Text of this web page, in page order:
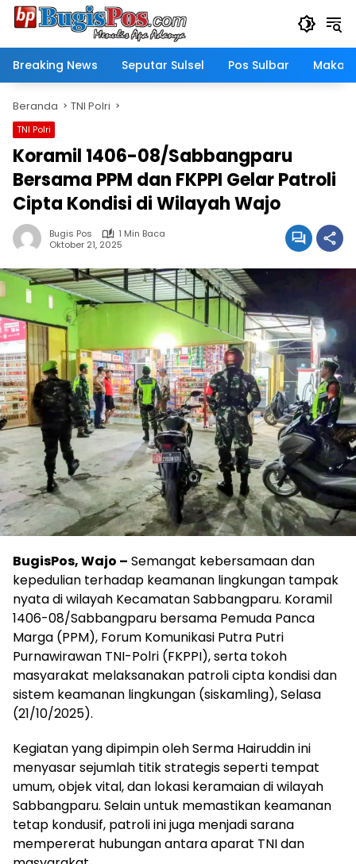
Langsung
Breaking News
Seputar Sulsel Pos Sulbar
Beranda TNI Polri
TNI Polri
Koramil 1406-08/Sabbangparu
Bersama PPM dan FKPPI Gelar Patroli
Cipta Kondisi di Wilayah Wajo
Bugis Pos
1 Min Baca
Oktober 21, 2025
BugisPos, Wajo – Semangat kebersamaan dan
kepedulian terhadap keamanan lingkungan tampak
nyata di wilayah Kecamatan Sabbangparu. Koramil
1406-08/Sabbangparu bersama Pemuda Panca
Marga (PPM), Forum Komunikasi Putra Putri
Purnawirawan TNI-Polri (FKPPI), serta tokoh
masyarakat melaksanakan patroli cipta kondisi dan
sistem keamanan lingkungan (siskamling), Selasa
(21/10/2025).
Kegiatan yang dipimpin oleh Serma Hairuddin ini
menyasar sejumlah titik strategis seperti tempat
umum, objek vital, dan lokasi keramaian di wilayah
Sabbangparu. Selain untuk memastikan keamanan
tetap kondusif, patroli ini juga menjadi sarana
mempererat hubungan antara aparat TNI dan